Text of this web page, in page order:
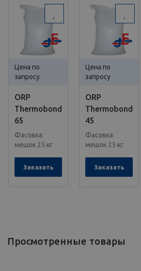
Цена по
запросу
ORP
Thermobond
65
Фасовка:
мешок 25 кг
Заказать
Цена по
запросу
ORP
Thermobond
45
Фасовка:
мешок 25 кг
Заказать
Просмотренные товары